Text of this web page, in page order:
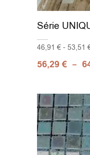
Série
46,91 € - 53,51
56,29€ –